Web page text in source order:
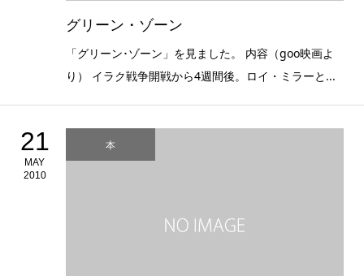
グリーン・ゾーン
「グリーン･ゾーン」を見ました。 内容（goo映画よ
り） イラク戦争開戦から4週間後。ロイ・ミラーと...
21
MAY
2010
本